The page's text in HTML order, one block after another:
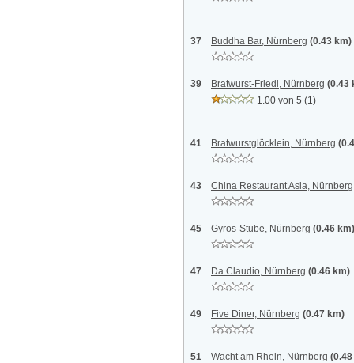
37 Buddha Bar, Nürnberg (0.43 km)
39 Bratwurst-Friedl, Nürnberg (0.43
1.00 von 5 (1)
41 Bratwurstglöcklein, Nürnberg
43 China Restaurant Asia, Nürnberg
45 Gyros-Stube, Nürnberg (0.46 km)
47 Da Claudio, Nürnberg (0.46 km)
49 Five Diner, Nürnberg (0.47 km)
51 Wacht am Rhein, Nürnberg